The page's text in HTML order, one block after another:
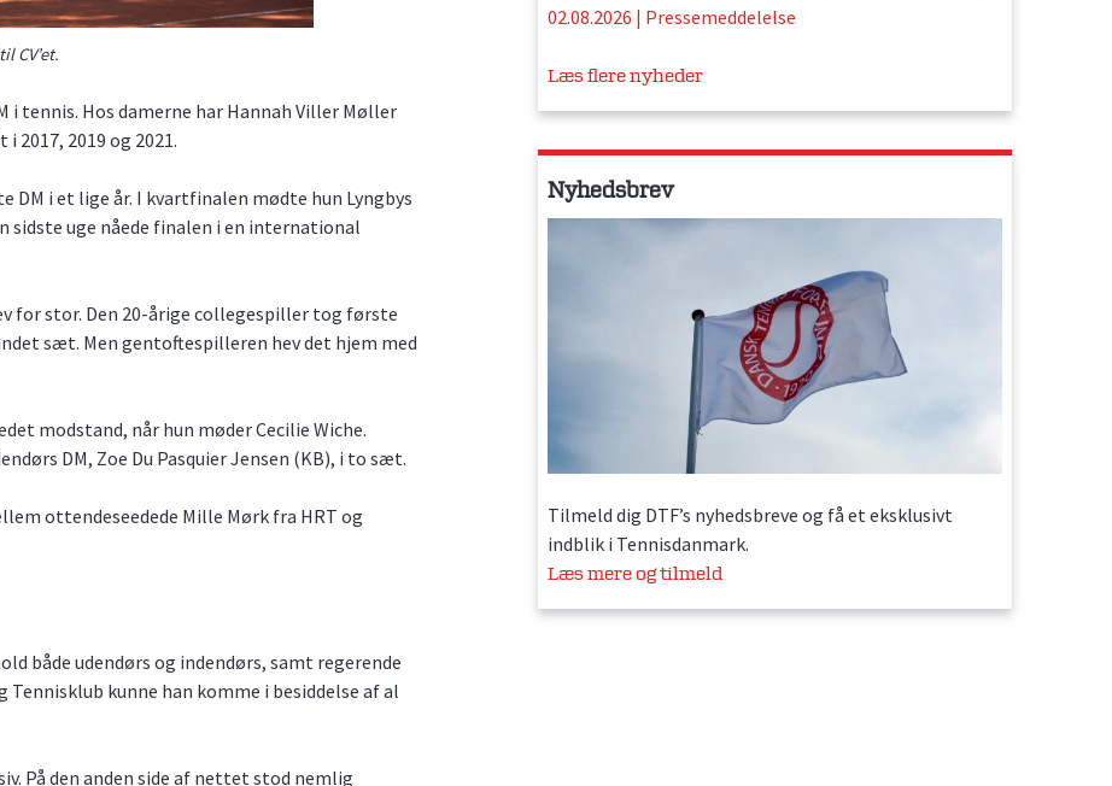
CV’et.
i tennis. Hos damerne har Hannah Viller Møller
2017, 2019 og 2021.
i et lige år. I kvartfinalen mødte hun Lyngbys
sidste uge nåede finalen i en international
for stor. Den 20-årige collegespiller tog første
sæt. Men gentoftespilleren hev det hjem med
modstand, når hun møder Cecilie Wiche.
DM, Zoe Du Pasquier Jensen (KB), i to sæt.
ottendeseedede Mille Mørk fra HRT og
både udendørs og indendørs, samt regerende
kunne han komme i besiddelse af al
På den anden side af nettet stod nemlig
02.08.2026 | Pressemeddelelse
Læs flere nyheder
Nyhedsbrev
Tilmeld dig DTF’s nyhedsbreve og få et eksklusivt
indblik i Tennisdanmark.
Læs mere og tilmeld